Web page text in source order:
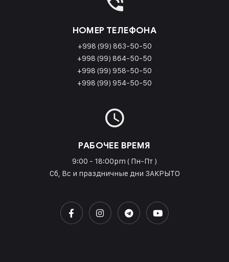
НОМЕР ТЕЛЕФОНА
+998 (99) 863-50-50
+998 (99) 864-50-50
+998 (99) 958-50-50
+998 (99) 954-50-50
РАБОЧЕЕ ВРЕМЯ
9:00 - 18:00pm ( Пн-Пт )
Сб, Вс и праздничные дни ЗАКРЫТО